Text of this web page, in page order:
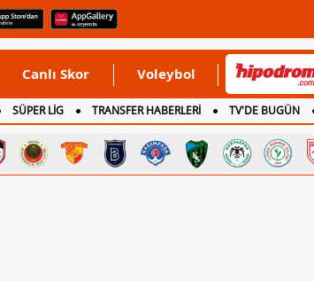
Canlı Skor Voleybol
SÜPER LİG TRANSFER HABERLERİ TV'DE BUGÜN